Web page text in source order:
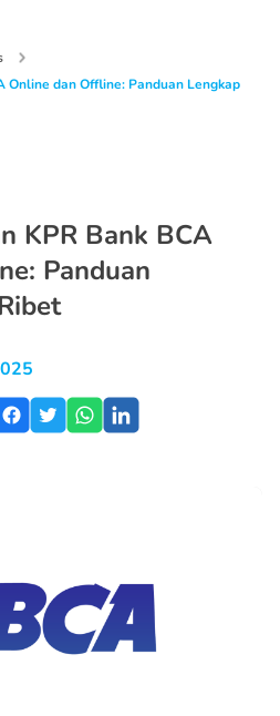
Macet
Online dan Offline: Panduan Lengkap
KPR Bank BCA
Panduan